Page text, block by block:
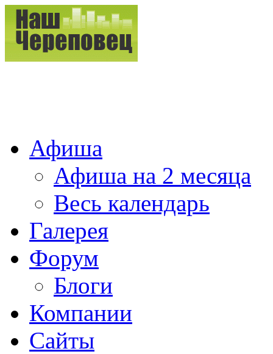
Афиша
Афиша на 2 месяца
Весь календарь
Галерея
Форум
Блоги
Компании
Сайты